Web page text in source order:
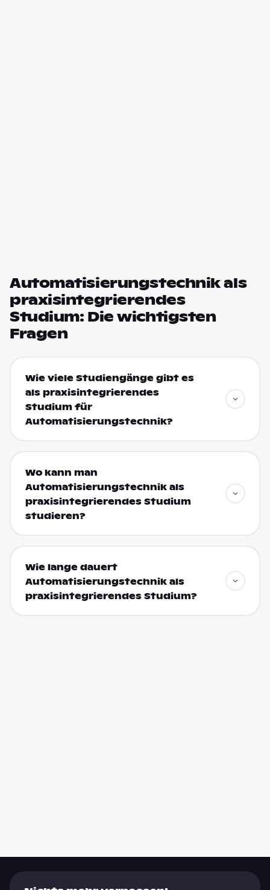
Automatisierungstechnik als
praxisintegrierendes
Studium: Die wichtigsten
Fragen
Wie viele Studiengänge gibt es
als praxisintegrierendes
Studium für
Automatisierungstechnik?
Wo kann man
Automatisierungstechnik als
praxisintegrierendes Studium
studieren?
Wie lange dauert
Automatisierungstechnik als
praxisintegrierendes Studium?